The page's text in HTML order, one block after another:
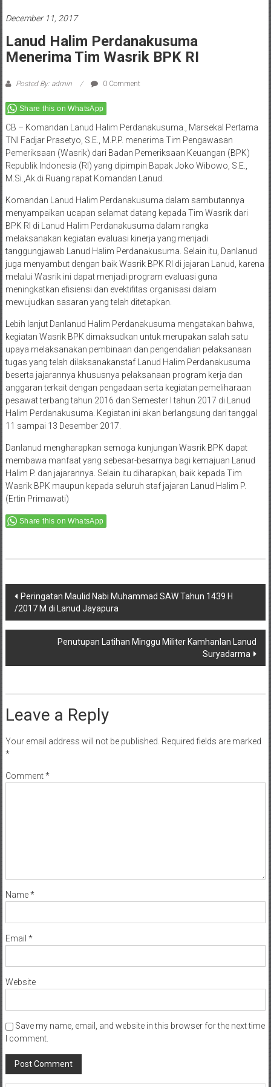
December 11, 2017
Lanud Halim Perdanakusuma
Menerima Tim Wasrik BPK RI
Posted By: admin 0 Comment
Share this on WhatsApp
CB – Komandan Lanud Halim Perdanakusuma., Marsekal Pertama
TNI Fadjar Prasetyo, S.E., M.P.P. menerima Tim Pengawasan
Pemeriksaan (Wasrik) dari Badan Pemeriksaan Keuangan (BPK)
Republik Indonesia (RI) yang dipimpin Bapak Joko Wibowo, S.E.,
M.Si.,Ak.di Ruang rapat Komandan Lanud.
Komandan Lanud Halim Perdanakusuma dalam sambutannya
menyampaikan ucapan selamat datang kepada Tim Wasrik dari
BPK RI di Lanud Halim Perdanakusuma dalam rangka
melaksanakan kegiatan evaluasi kinerja yang menjadi
tanggungjawab Lanud Halim Perdanakusuma. Selain itu, Danlanud
juga menyambut dengan baik Wasrik BPK RI di jajaran Lanud, karena
melalui Wasrik ini dapat menjadi program evaluasi guna
meningkatkan efisiensi dan evektifitas organisasi dalam
mewujudkan sasaran yang telah ditetapkan.
Lebih lanjut Danlanud Halim Perdanakusuma mengatakan bahwa,
kegiatan Wasrik BPK dimaksudkan untuk merupakan salah satu
upaya melaksanakan pembinaan dan pengendalian pelaksanaan
tugas yang telah dilaksanakanstaf Lanud Halim Perdanakusuma
beserta jajarannya khususnya pelaksanaan program kerja dan
anggaran terkait dengan pengadaan serta kegiatan pemeliharaan
pesawat terbang tahun 2016 dan Semester I tahun 2017 di Lanud
Halim Perdanakusuma. Kegiatan ini akan berlangsung dari tanggal
11 sampai 13 Desember 2017.
Danlanud mengharapkan semoga kunjungan Wasrik BPK dapat
membawa manfaat yang sebesar-besarnya bagi kemajuan Lanud
Halim P. dan jajarannya. Selain itu diharapkan, baik kepada Tim
Wasrik BPK maupun kepada seluruh staf jajaran Lanud Halim P.
(Ertin Primawati)
Share this on WhatsApp
Post
navigation
Peringatan Maulid Nabi Muhammad SAW Tahun 1439 H
/2017 M di Lanud Jayapura
Penutupan Latihan Minggu Militer Kamhanlan Lanud
Suryadarma
Leave a Reply
Your email address will not be published. Required fields are marked
*
Comment*
Name*
Email *
Website
Save my name, email, and website in this browser for the next time
I comment.